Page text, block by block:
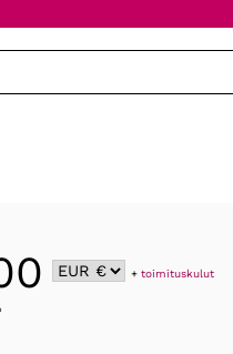
+toimituskulut